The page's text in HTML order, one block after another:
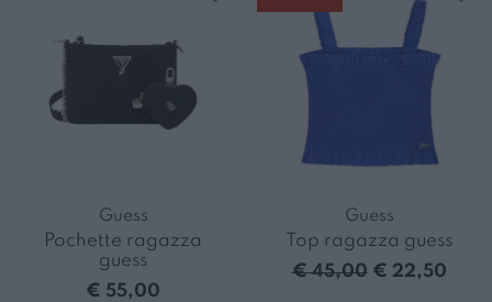
Guess
Pochette ragazza
guess
€ 55,00
Guess
Top ragazza guess
€ 45,00 € 22,50